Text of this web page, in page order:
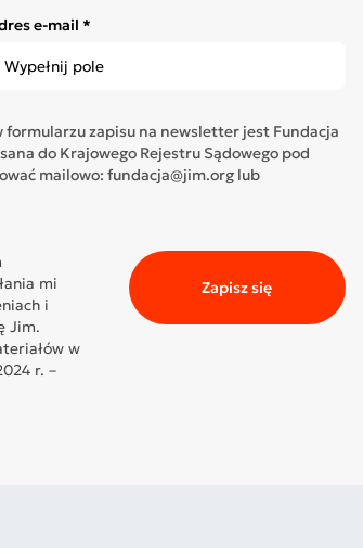
e-mail *
zapisu na newsletter jest Fundacja
do Krajowego Rejestru Sądowego pod
mailowo: fundacja@jim.org lub
mi
i
Jim.
w
r. –
Zapisz się